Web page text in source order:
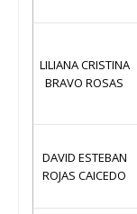
LILIANA CRISTINA
BRAVO ROSAS
DAVID ESTEBAN
ROJAS CAICEDO